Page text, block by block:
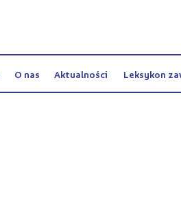
O nas Aktualności Leksykon